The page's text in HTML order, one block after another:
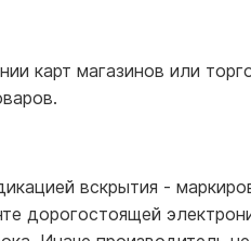
карт магазинов или
вскрытия -
дорогостоящей